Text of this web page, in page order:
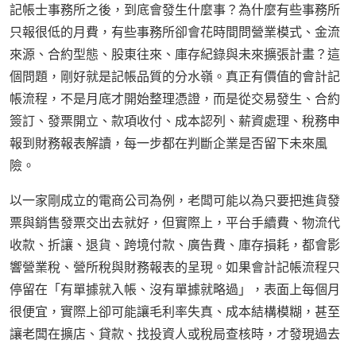
記帳士事務所之後，到底會發生什麼事？為什麼有些事務所
只報很低的月費，有些事務所卻會花時間問營業模式、金流
來源、合約型態、股東往來、庫存紀錄與未來擴張計畫？這
個問題，剛好就是記帳品質的分水嶺。真正有價值的會計記
帳流程，不是月底才開始整理憑證，而是從交易發生、合約
簽訂、發票開立、款項收付、成本認列、薪資處理、稅務申
報到財務報表解讀，每一步都在判斷企業是否留下未來風
險。
以一家剛成立的電商公司為例，老闆可能以為只要把進貨發
票與銷售發票交出去就好，但實際上，平台手續費、物流代
收款、折讓、退貨、跨境付款、廣告費、庫存損耗，都會影
響營業稅、營所稅與財務報表的呈現。如果會計記帳流程只
停留在「有單據就入帳、沒有單據就略過」，表面上每個月
很便宜，實際上卻可能讓毛利率失真、成本結構模糊，甚至
讓老闆在擴店、貸款、找投資人或稅局查核時，才發現過去